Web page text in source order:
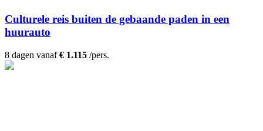
Culturele reis buiten de gebaande paden in een
huurauto
8 dagen vanaf€ 1.115 /pers.